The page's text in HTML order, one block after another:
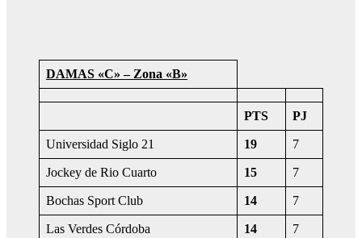
DAMAS «C» – Zona «B»
PTS PJ
Universidad Siglo 21 19 7
Jockey de Rio Cuarto 15 7
Bochas Sport Club 14 7
Las Verdes Córdoba 14 7